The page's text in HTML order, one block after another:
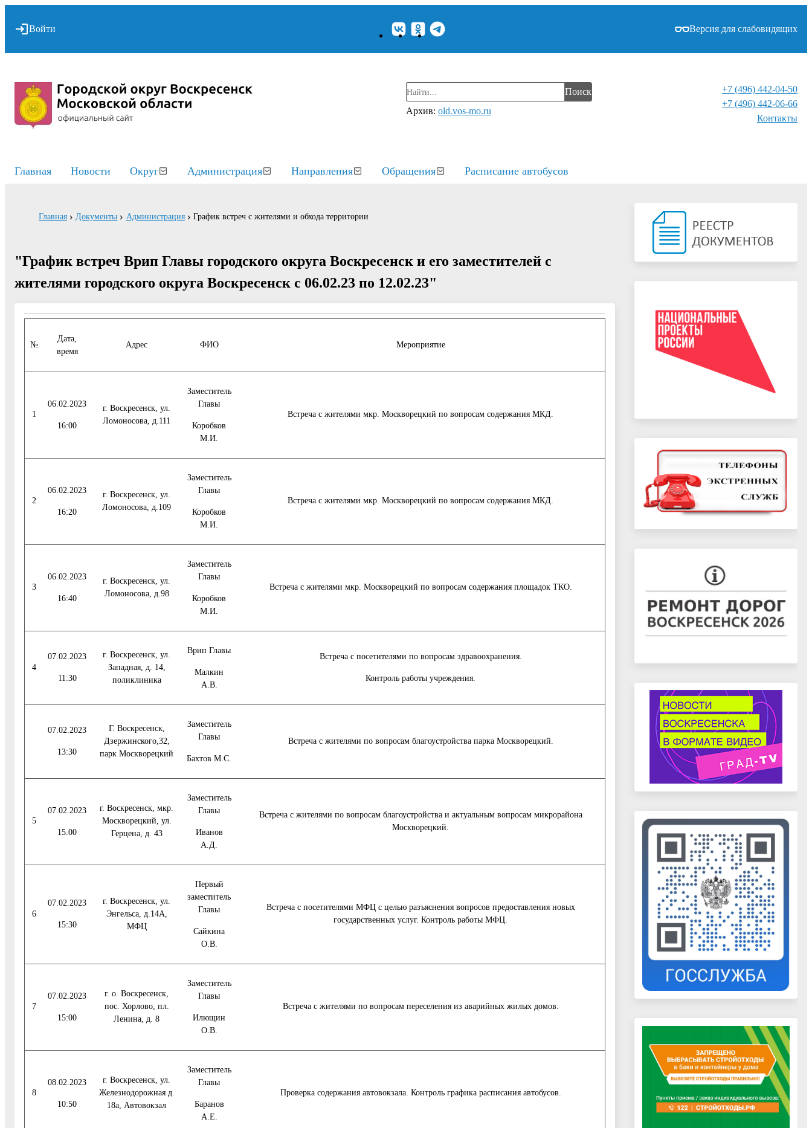
Войти Версия для слабовидящих
Поиск
Архив: old.vos-mo.ru
+7 (496) 442-04-50
+7 (496) 442-06-66
Контакты⁠
Главная Новости Округ Администрация Направления Обращения Расписание автобусов
Главная Документы Администрация График встреч с жителями и обхода территории
"График встреч Врип Главы городского округа Воскресенск и его заместителей с
жителями городского округа Воскресенск с 06.02.23 по 12.02.23"
№
Дата,
время
Адрес ФИО Мероприятие
1
06.02.2023
16:00
г. Воскресенск, ул.
Ломоносова, д.111
Заместитель
Главы
Коробков
М.И.
Встреча с жителями мкр. Москворецкий по вопросам содержания МКД.
2
06.02.2023
16:20
г. Воскресенск, ул.
Ломоносова, д.109
Заместитель
Главы
Коробков
М.И.
Встреча с жителями мкр. Москворецкий по вопросам содержания МКД.
3
06.02.2023
16:40
г. Воскресенск, ул.
Ломоносова, д.98
Заместитель
Главы
Коробков
М.И.
Встреча с жителями мкр. Москворецкий по вопросам содержания площадок ТКО.
4
07.02.2023
11:30
г. Воскресенск, ул.
Западная, д. 14,
поликлиника
Врип Главы
Малкин
А.В.
Встреча с посетителями по вопросам здравоохранения.
Контроль работы учреждения.
07.02.2023
13:30
Г. Воскресенск,
Дзержинского,32,
парк Москворецкий
Заместитель
Главы
Бахтов М.С.
Встреча с жителями по вопросам благоустройства парка Москворецкий.
5
07.02.2023
15.00
г. Воскресенск, мкр.
Москворецкий, ул.
Герцена, д. 43
Заместитель
Главы
Иванов
А.Д.
Встреча с жителями по вопросам благоустройства и актуальным вопросам микрорайона
Москворецкий.
6
07.02.2023
15:30
г. Воскресенск, ул.
Энгельса, д.14А,
МФЦ
Первый
заместитель
Главы
Сайкина
О.В.
Встреча с посетителями МФЦ с целью разъяснения вопросов предоставления новых
государственных услуг. Контроль работы МФЦ.
7
07.02.2023
15:00
г. о. Воскресенск,
пос. Хорлово, пл.
Ленина, д. 8
Заместитель
Главы
Илющин
О.В.
Встреча с жителями по вопросам переселения из аварийных жилых домов.
8
08.02.2023
10:50
г. Воскресенск, ул.
Железнодорожная д.
18а, Автовокзал
Заместитель
Главы
Баранов
А.Е.
Проверка содержания автовокзала. Контроль графика расписания автобусов.